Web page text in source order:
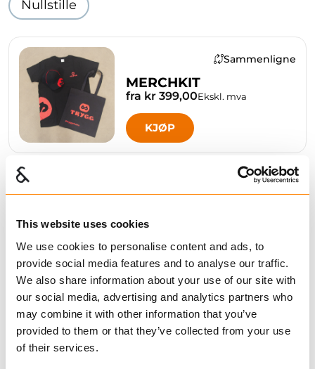
This website uses cookies
We use cookies to personalise content and ads, to
provide social media features and to analyse our traffic.
We also share information about your use of our site with
our social media, advertising and analytics partners who
may combine it with other information that you’ve
provided to them or that they’ve collected from your use
of their services.
Nullstille
Sammenligne
MERCHKIT
fra kr 399,00Ekskl. mva
KJØP
MERCHKIT
fra kr 399,00 Ekskl. mva